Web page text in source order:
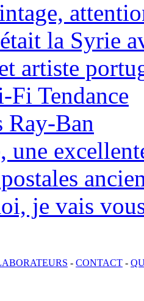
la Syrie
artiste
Fi Tendance
Ray-Ban
une
je vais
- CONTACT -